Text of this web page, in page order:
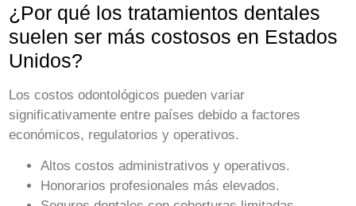
¿Por qué los tratamientos dentales
suelen ser más costosos en Estados
Unidos?
Los costos odontológicos pueden variar
significativamente entre países debido a factores
económicos, regulatorios y operativos.
Altos costos administrativos y operativos.
Honorarios profesionales más elevados.